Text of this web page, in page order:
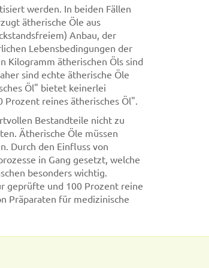
werden. In beiden Fällen
ätherische Öle aus
Anbau, der
Lebensbedingungen der
Kilogramm ätherischen Öls sind
sind echte ätherische Öle
Öl" bietet keinerlei
Prozent reines ätherisches Öl".
Bestandteile nicht zu
Ätherische Öle müssen
Durch den Einfluss von
in Gang gesetzt, welche
besonders wichtig.
geprüfte und 100 Prozent reine
Präparaten für medizinische